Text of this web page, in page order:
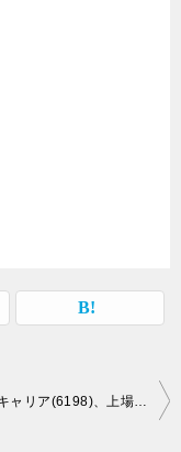
【IPO】キャリア(6198)、上場直前初値予想(6/27上場)